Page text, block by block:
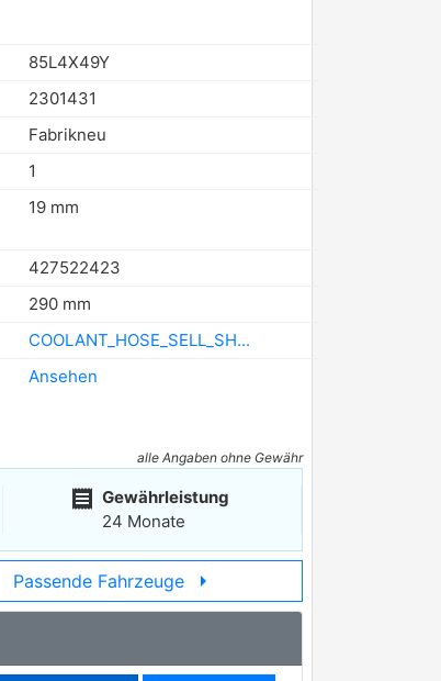
85L4X49Y
2301431
Fabrikneu
1
19 mm
427522423
290 mm
COOLANT_HOSE_SELL_SH...
Ansehen
alle Angaben ohne Gewähr
receipt Gewährleistung
24 Monate
Passende Fahrzeuge arrow_right